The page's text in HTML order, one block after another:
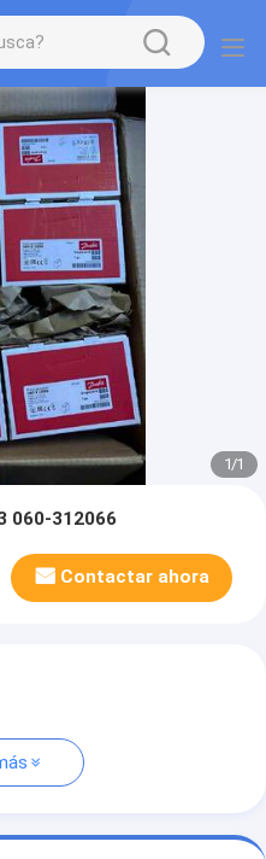
1/1
060-312066
Contactar ahora